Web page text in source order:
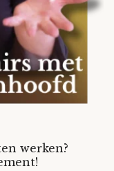
werken?